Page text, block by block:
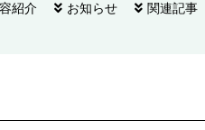
紹介 お知らせ 関連記事